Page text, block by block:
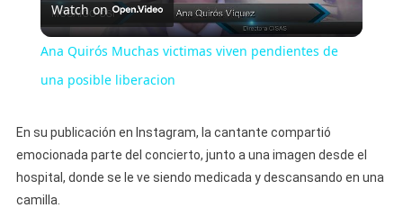
Video
Watch on
Ana Quirós Muchas victimas viven pendientes de
una posible liberacion
En su publicación en Instagram, la cantante compartió
emocionada parte del concierto, junto a una imagen desde el
hospital, donde se le ve siendo medicada y descansando en una
camilla.